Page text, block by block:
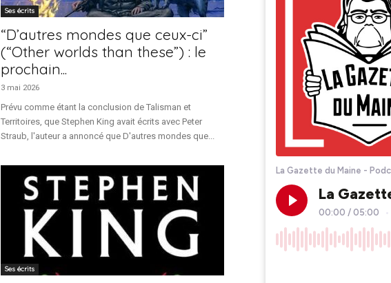
Ses écrits
“D’autres mondes que ceux-ci”
(“Other worlds than these”) : le
prochain...
3 mai 2026
Prévu comme étant la conclusion de Talisman et
Territoires, que Stephen King avait écrits avec Peter
Straub, l'auteur a annoncé que D'autres mondes que...
Ses écrits